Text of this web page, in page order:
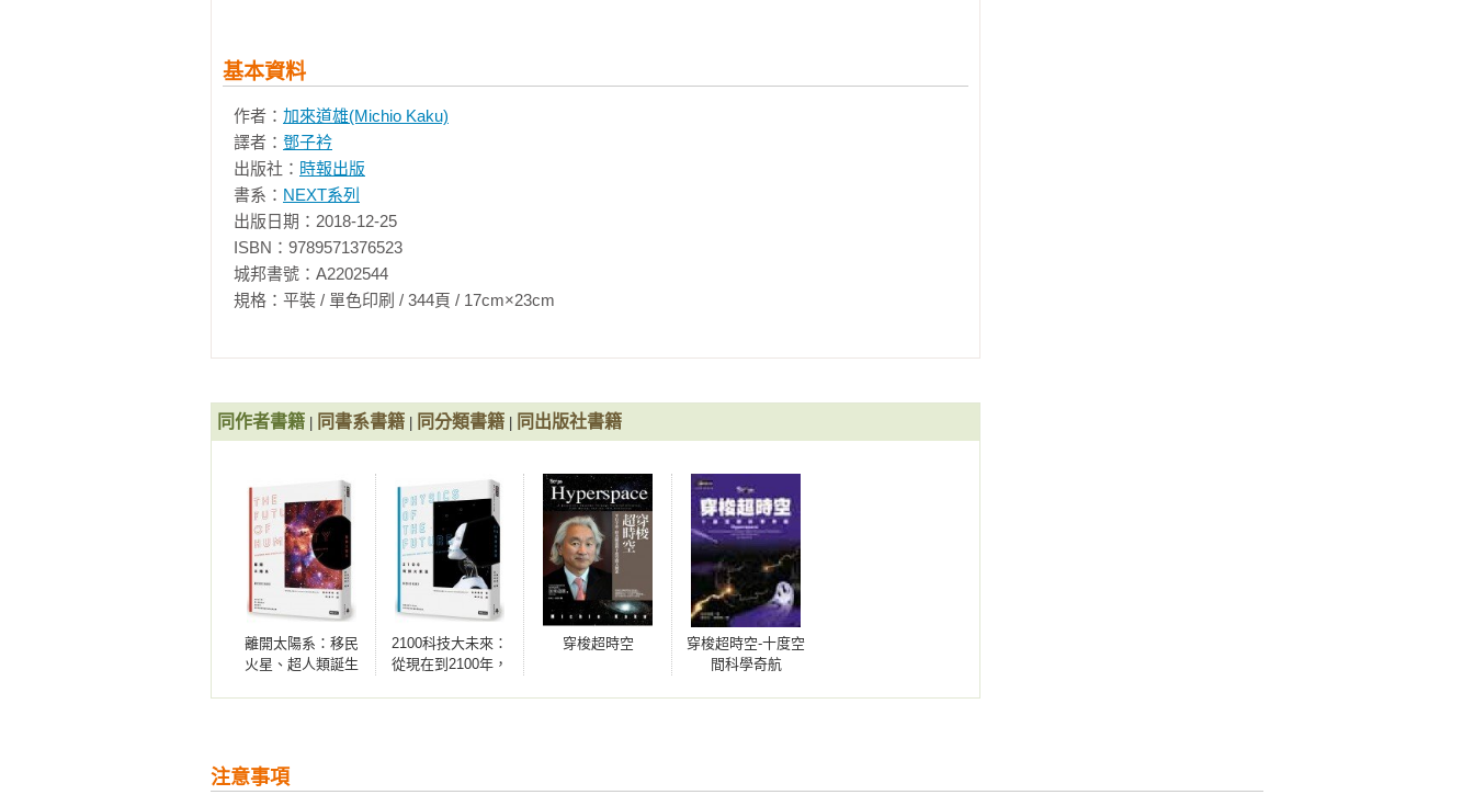
（Publisher Weekly）
「《不可能的物理學》和《二一○○科技大未來》的作者加來道雄……把注意力轉移到人類心智，結果
一樣令人滿意。」──《科克斯書評》（Kirkus Reviews）
夢想自己能成為「史蘭族」（Slan）的一員。這是科幻小說家凡沃果（A. E. van Vogt）創造的種族，
「騾」（the Mule），心靈感應的力量大到可以控制銀河帝國（Galactic Empire），這讓我驚奇不已。
在《禁忌的星球》（Forbidden Planet）這部電影中，一個比人類進步數百萬年的文明，可以運用巨大
的念力（telekinetic power），把真實的物體照著自己的想法改變形狀，這也讓我非常好奇。
我十歲的時候，魔術師「神奇的丹寧格」（The Amazing Dunninger）開始在電視上表演，他用神
奇的魔術技法讓觀眾目眩神迷。他的格言是：「對於相信的人，不需要解釋。對於不信的人，解釋也
沒有用。」有天，他宣稱能把自己的念頭傳給全國百千萬人。他閉起眼睛，集中注意力，說他把一位
美國總統的名字發射出去了。他要求人們把腦中出現的總統名字寫在明信片背後寄給他。一個星期
到整個美國的總統名字。
我不覺得有什麼了不起，對於經歷經濟大蕭條和第二次世界大戰的人來說，羅斯福的遺澤深深的
留在他們心中，因此這個結果毫不意外。我認為，如果他想的是菲爾摩爾（Millard Fillmore）總統，才
不過這個事件依然刺激了我的想像力，我忍不住開始實驗心靈感應，集中注意力想要知道別人的
念頭。我閉上眼睛集中意識，試著想要「聆聽」其他人心中的想法，或是以念力移動房間中的物體。
但我沒成功。
或許地球上有其他心靈感應者，但我不是。在這個過程中我開始了解，開發神奇的心靈感應力量
或許是不可能的，至少在沒有外力的協助之下是如此。不過在接下來的日子，我慢慢了解：如果想要
探知宇宙最深奧的祕密，並不需要心靈感應或超能力，而是需要一個開放、堅決和好奇的心。如果你
想了解科幻小說中神奇的機器是否可能成真，你必須埋首於高等物理學。要了解讓可能變成不可能的
這些年來，有兩件事點燃我想像力的熱情。一是了解基本物理定律，另外是看看科學會如何改變
基本資料
作者： 加來道雄(Michio Kaku)
譯者： 鄧子衿
出版社： 時報出版
書系： NEXT系列
出版日期：2018-12-25
ISBN：9789571376523
城邦書號：A2202544
規格：平裝 / 單色印刷 / 344頁 / 17cm×23cm
同作者書籍 同書系書籍 同分類書籍 同出版社書籍
離開太陽系：移民
火星、超人類誕生
2100科技大未來：
從現在到2100年，
穿梭超時空
穿梭超時空-十度空
間科學奇航
注意事項